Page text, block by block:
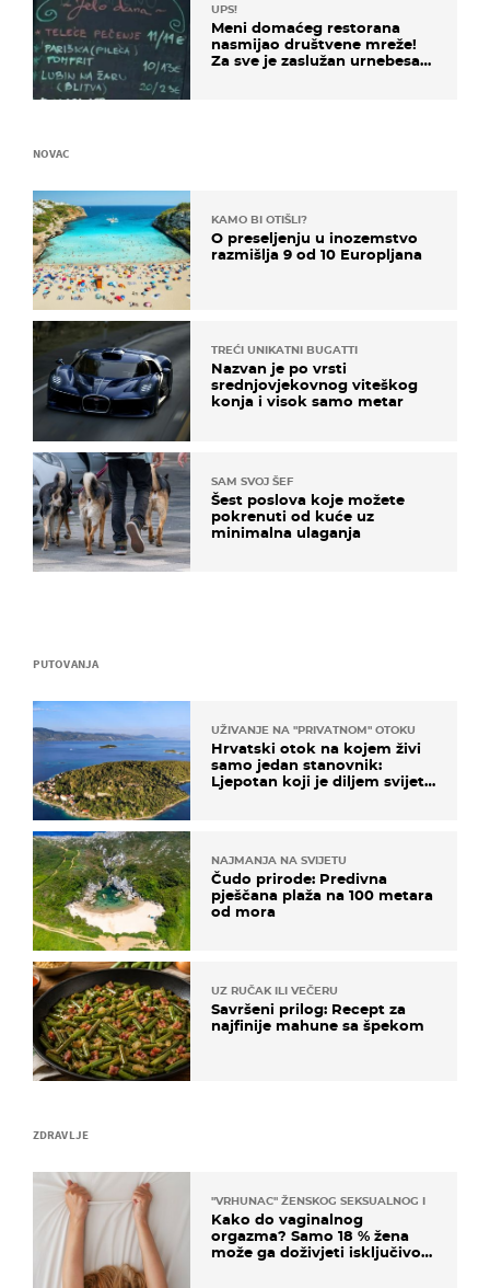
ZDRAVLJE
"VRHUNAC" ŽENSKOG SEKSUALNOG ISKUSTVA
Kako do vaginalnog
orgazma? Samo 18 % žena
može ga doživjeti isključivo
UPS!
Meni domaćeg restorana
nasmijao društvene mreže!
Za sve je zaslužan urnebesan
PUTOVANJA
UŽIVANJE NA "PRIVATNOM" OTOKU
Hrvatski otok na kojem živi
samo jedan stanovnik:
Ljepotan koji je diljem svijeta
NAJMANJA NA SVIJETU
Čudo prirode: Predivna
pješčana plaža na 100 metara
od mora
UZ RUČAK ILI VEČERU
Savršeni prilog: Recept za
najfinije mahune sa špekom
NOVAC
KAMO BI OTIŠLI?
O preseljenju u inozemstvo
razmišlja 9 od 10 Europljana
TREĆI UNIKATNI BUGATTI
Nazvan je po vrsti
srednjovjekovnog viteškog
konja i visok samo metar
SAM SVOJ ŠEF
Šest poslova koje možete
pokrenuti od kuće uz
minimalna ulaganja